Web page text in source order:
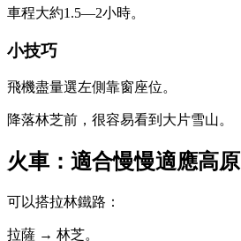
車程大約1.5—2小時。
小技巧
飛機盡量選左側靠窗座位。
降落林芝前，很容易看到大片雪山。
火車：適合慢慢適應高原
可以搭拉林鐵路：
拉薩 → 林芝。